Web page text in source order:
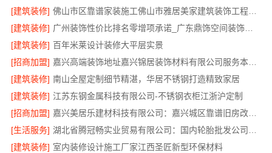
[建筑装修]
佛山市区靠谱家装施工佛山市雅居美家建筑装饰工程有限公司
[建筑装修]
广州装饰性价比排名零增项承诺_广东鼎饰空间装饰工程有限公司
[建筑装修] 百年米莱设计装修大平层实景
[招商加盟]
嘉兴高端装饰地址嘉兴锦居装饰材料有限公司服务本地业主
[建筑装修] 南山全屋定制细节精湛，华居不锈钢打造精致家居
[建筑装修] 江苏东钢金属科技有限公司-不锈钢衣柜江浙沪定制
[招商加盟]
嘉兴美居乐建材科技有限公司：嘉兴城区靠谱旧房改造推荐
[生活服务]
[建筑装修] 室内装修设计施工厂家江西圣匠新型环保材料